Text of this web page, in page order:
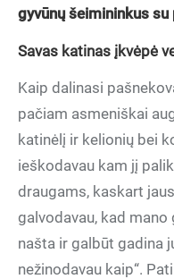
gyvūnų šeimininkus
Savas katinas įkvėpė
Kaip dalinasi
pačiam asmeniškai
katinėlį ir kelionių bei
ieškodavau kam jį
draugams, kaskart
galvodavau, kad
našta ir galbūt gadina
nežinodavau kaip“.